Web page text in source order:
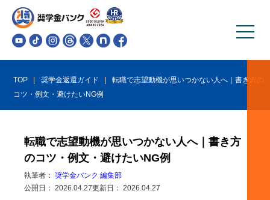
TOP 奨学金返還ガイド
転職で志望動機が思いつかない人へ｜書き方の
コツ・例文・避けたいNG例
転職で志望動機が思いつかない人へ｜書き方
のコツ・例文・避けたいNG例
執筆者： 奨学金バンク 編集部
公開日： 2026.04.27更新日： 2026.04.27